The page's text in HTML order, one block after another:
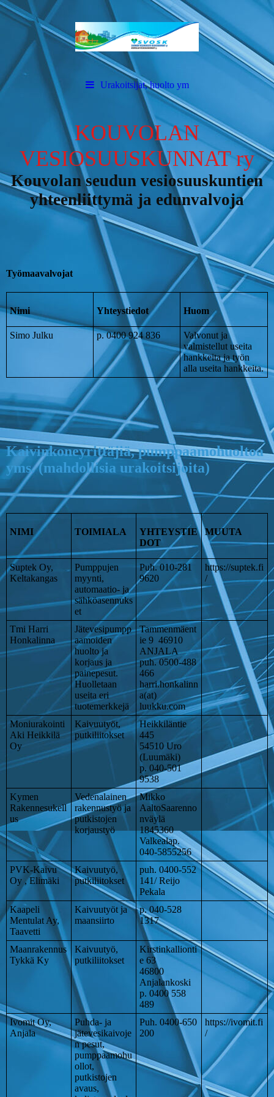
Urakoitsijat, huolto ym
KOUVOLAN
VESIOSUUSKUNNAT ry
Kouvolan seudun vesiosuuskuntien
yhteenliittymä ja edunvalvoja
Työmaavalvojat
Nimi Yhteystiedot Huom
Simo Julku p. 0400 924 836
Valvonut ja
valmistellut useita
hankkeita ja työn
alla useita hankkeita.
Kaivinkoneyrittäjiä, pumppaamohuoltoa
yms. (mahdollisia urakoitsijoita)
NIMI TOIMIALA
YHTEYSTIE
DOT
MUUTA
Suptek Oy,
Keltakangas
Pumppujen
myynti,
automaatio- ja
sähköasennuks
et
Puh. 010-281
9620
https://suptek.fi
/
Tmi Harri
Honkalinna
Jätevesipumpp
aamoiden
huolto ja
korjaus ja
painepesut.
Huolletaan
useita eri
tuotemerkkejä
Tammenmäent
ie 9 46910
ANJALA
puh. 0500-488
466
harri.honkalinn
a(at)
luukku.com
Moniurakointi
Aki Heikkilä
Oy
Kaivuutyöt,
putkiliitokset
Heikkiläntie
445
54510 Uro
(Luumäki)
p. 040-501
9538
Kymen
Rakennesukell
us
Vedenalainen
rakennustyö ja
putkistojen
korjaustyö
Mikko
AaltoSaarenno
nväylä
1845360
Valkealap.
040-5855256
PVK-Kaivu
Oy , Elimäki
Kaivuutyö,
putkiliitokset
puh. 0400-552
141/ Reijo
Pekala
Kaapeli
Mentulat Ay,
Taavetti
Kaivuutyöt ja
maansiirto
p. 040-528
1317
Maanrakennus
Tykkä Ky
Kaivuutyö,
putkiliitokset
Kirstinkallionti
e 63
46800
Anjalankoski
p. 0400 558
489
Ivomit Oy,
Anjala
Puhda- ja
jätevesikaivoje
n pesut,
pumppaamohu
ollot,
putkistojen
avaus,
Puh. 0400-650
200
https://ivomit.fi
/